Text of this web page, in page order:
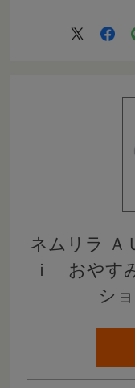
ネムリラ Ａ
ｉ おやす
シ